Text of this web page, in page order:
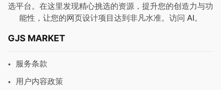
选平台。在这里发现精心挑选的资源，提升您的创造力与功
能性，让您的网页设计项目达到非凡水准。访问 AI。
GJS MARKET
服务条款
用户内容政策